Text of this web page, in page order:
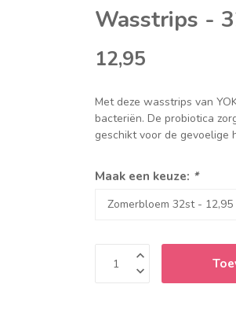
Wasstrips -
12,95
Met deze wasstrips van
bacteriën. De probiotica
geschikt voor de gevoelige
Maak een keuze: *